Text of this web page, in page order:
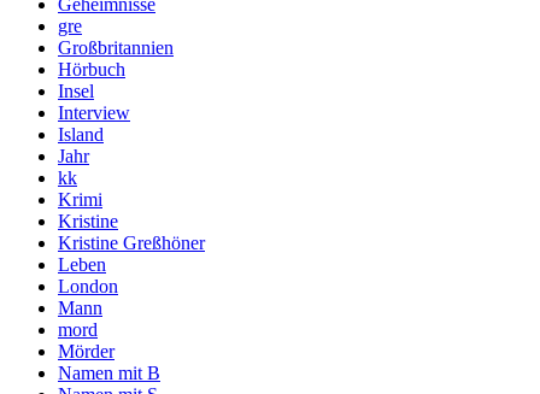
Geheimnisse
gre
Großbritannien
Hörbuch
Insel
Interview
Island
Jahr
kk
Krimi
Kristine
Kristine Greßhöner
Leben
London
Mann
mord
Mörder
Namen mit B